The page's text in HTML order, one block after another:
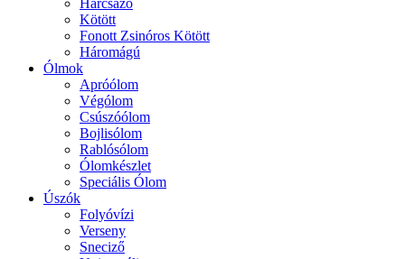
Harcsázó
Kötött
Fonott Zsinóros Kötött
Háromágú
Ólmok
Apróólom
Végólom
Csúszóólom
Bojlisólom
Rablósólom
Ólomkészlet
Speciális Ólom
Úszók
Folyóvízi
Verseny
Sneciző